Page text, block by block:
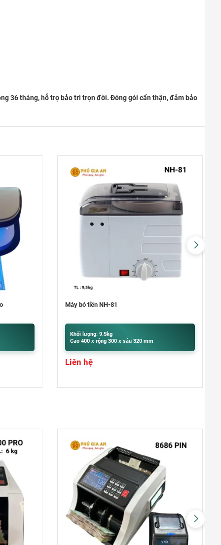
0948020788 Xem bản đồ
Cường
0948020788
TP. ĐÀ NẴNG
Hùng Vương, Quận Hải Châu, TP.
Thanh Xuân Bắc
C10 Tập thể Thanh Xuân Bắc (mặt
Nguyễn Trãi: gần ngã tư Nguyễn Trãi-
0969.5262.79
Ngã ba Quỳnh Đô - Vĩnh Quỳnh -
Quận 9
khu Đô Thị Vinhomes Grand Park,
Quận 9
0948020788 Xem bản đồ
36 tháng, hỗ trợ bảo trì trọn đời. Đóng gói cẩn thận, đảm bảo
Máy đếm tiền Hoshico 3100
Khối lượng: 3.85kg
Cao 320 x rộng 271 x sâu 190 mm
Giá giảm: